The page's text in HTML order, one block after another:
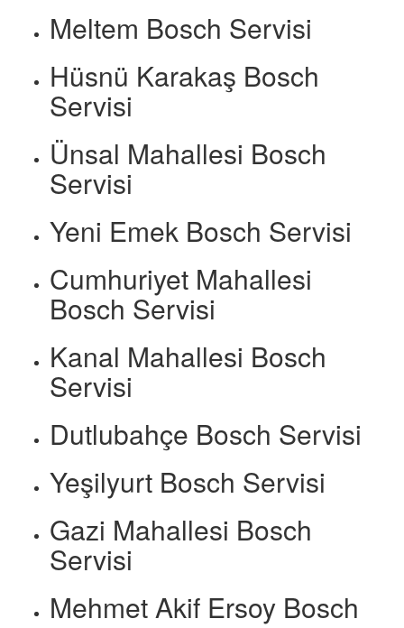
Meltem Bosch Servisi
Hüsnü Karakaş Bosch
Servisi
Ünsal Mahallesi Bosch
Servisi
Yeni Emek Bosch Servisi
Cumhuriyet Mahallesi
Bosch Servisi
Kanal Mahallesi Bosch
Servisi
Dutlubahçe Bosch Servisi
Yeşilyurt Bosch Servisi
Gazi Mahallesi Bosch
Servisi
Mehmet Akif Ersoy Bosch